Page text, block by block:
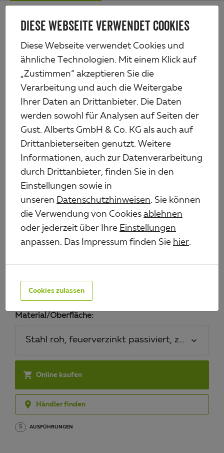
DIESE WEBSEITE VERWENDET COOKIES
Diese Webseite verwendet Cookies und
ähnliche Technologien. Mit einem Klick auf
„Zustimmen“ akzeptieren Sie die
Verarbeitung und auch die Weitergabe
Ihrer Daten an Drittanbieter. Die Daten
werden sowohl für Analysen auf Seiten der
Gust. Alberts GmbH & Co. KG als auch auf
Drittanbieterseiten genutzt. Weitere
Informationen, auch zur Datenverarbeitung
durch Drittanbieter, finden Sie in den
Einstellungen sowie in
unseren Datenschutzhinweisen. Sie können
die Verwendung von Cookies ablehnen
oder jederzeit über Ihre Einstellungen
anpassen. Das Impressum finden Sie hier.
Cookies zulassen
Zum
Alberts
Produkte Weitere Produkte
Absperrungen & Schranken
Absperrgitter Moovy
ABSPERRGITTER MOOVY
Art.-Nr. 770266
Material/Oberfläche:
Stahl roh, feuerverzinkt passiviert, zum
 Online kaufen
 Händler finden
5 AUSFÜHRUNGEN